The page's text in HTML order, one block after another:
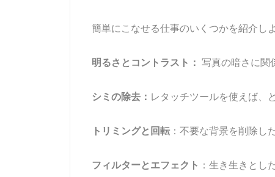
簡単にこなせる仕事のいくつかを紹介し
明るさとコントラスト：写真の暗さに関
シミの除去： レタッチツールを使えば、
トリミングと回転 ：不要な背景を削除し
フィルターとエフェクト ：生き生きとし